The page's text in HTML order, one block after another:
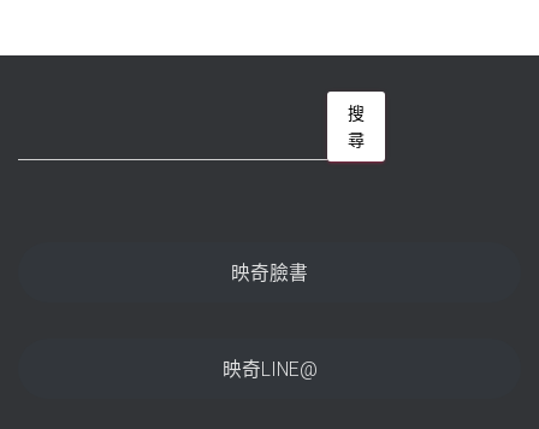
搜
尋
映奇臉書
映奇LINE@